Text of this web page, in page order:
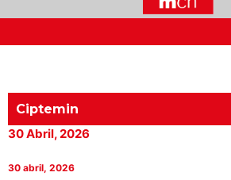
Actualidad Minera
Minería Superficie
Minerí­a Subterránea
Ciptemin
30 Abril, 2026
30 abril, 2026